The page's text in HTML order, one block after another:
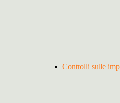
Controlli sulle